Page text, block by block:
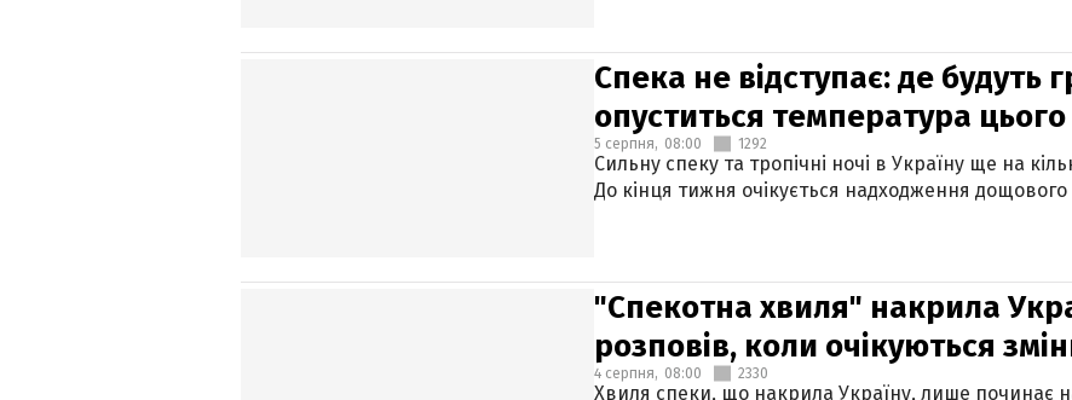
Спека не відступає: де будуть
опуститься температура
5 серпня, 08:00 1292
Сильну спеку та тропічні ночі в Україну ще на
До кінця тижня очікується надходження
"Спекотна хвиля" накрила
розповів, коли очікуються
4 серпня, 08:00 2330
Хвиля спеки, що накрила Україну, лише починає